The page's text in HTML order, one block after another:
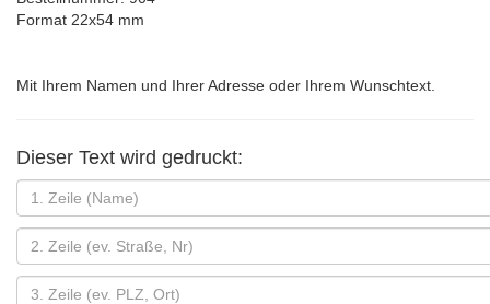
Format 22x54 mm
Mit Ihrem Namen und Ihrer Adresse oder Ihrem Wunschtext.
Dieser Text wird gedruckt: